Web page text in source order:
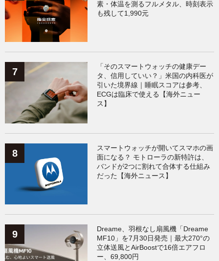
素・体温を測るフルメタル、時刻表示
も残して1,990元
「そのスマートウォッチの健康デー
タ、信用していい？」米国の内科医が
引いた境界線｜睡眠スコアは参考、
ECGは臨床で使える【海外ニュー
ス】
スマートウォッチが開いてスマホの画
面になる？ モトローラの新特許は、
バンドが2つに割れて合体する仕組み
だった【海外ニュース】
Dreame、羽根なし扇風機「Dreame
MF10」を7月30日発売｜最大270°の
立体送風とAirBoostで16倍エアフロ
ー、69,800円